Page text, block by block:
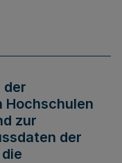
der
zur
der